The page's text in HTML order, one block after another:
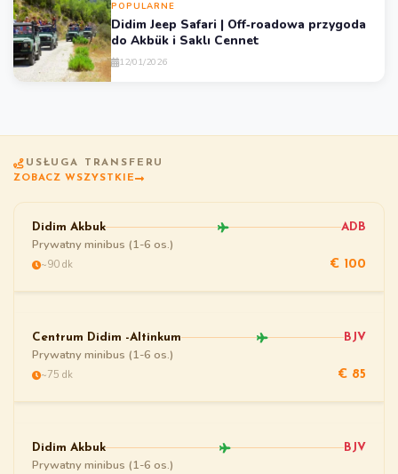
POPULARNE
Didim Jeep Safari | Off‑roadowa przygoda
do Akbük i Saklı Cennet
12/01/2026
USŁUGA TRANSFERU
ZOBACZ WSZYSTKIE
Didim Akbuk ADB
Prywatny minibus (1-6 os.)
~90 dk € 100
Centrum Didim -Altinkum BJV
Prywatny minibus (1-6 os.)
~75 dk € 85
Didim Akbuk BJV
Prywatny minibus (1-6 os.)